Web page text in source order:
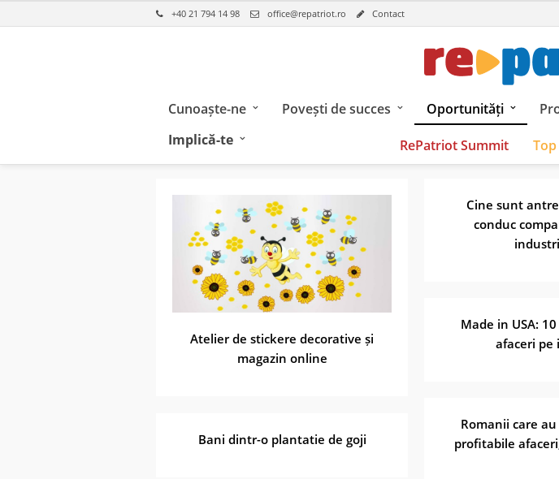
+40 21 794 14 98 office@repatriot.ro Contact
Cunoaște-ne Povești de succes Oportunități
Implică-te
RePatriot Summit
Atelier de stickere decorative și
magazin online
Cine sunt
conduc
Made in USA:
afaceri
Romanii care
profitabile
Bani dintr-o plantatie de goji